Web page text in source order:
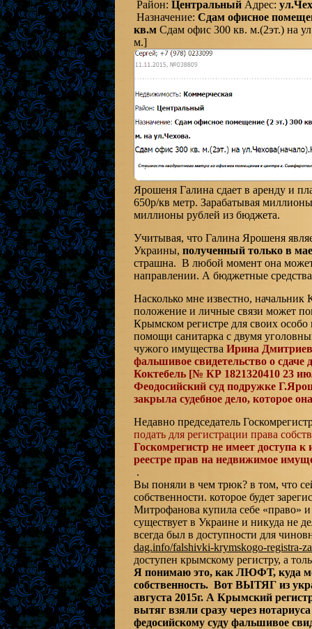
Район: Центральный Адрес:
Назначение: Сдам офисное
кв.м Сдам офис 300 кв. м.(2эт.) на
м.]
Ярошеня Галина сдает в аренду и
650р/кв метр. Зарабатывая
миллионы рублей из бюджета.
Учитывая, что Галина Ярошеня
Украины, полученный только в мае
страшна. В любой момент она может
направлении. А бюджетные
Насколько мне известно,
положение и личные связи может
Крымском регистре для своих
помощи санитарка с двумя
чужого имущества Ирина
фальшивое свидетельство о
Коктебель [№ КР 1821320410 23
Феодосийский суд подружке
закрыла судебное дело, которое
Недавно председатель
подать для регистрации права
Госкомрегистр не имеет доступа
реестре прав на недвижимое
.
Вы поняли в чем трюк? в том, что
собственности. которое будет
Митрофанова купила себе «право»
существует в Украине и никуда не
всегда был в доступности для
dag.info/falshivki-krymskogo-registra-
доступен крымскому регистру, а
Я понимаю это, как ЛЮФТ, куда
собственность. Вот ВЫТЯГ из
августа 2015г. А Крымский
вытяг взяли сразу через
федосийскому суду фальшивое